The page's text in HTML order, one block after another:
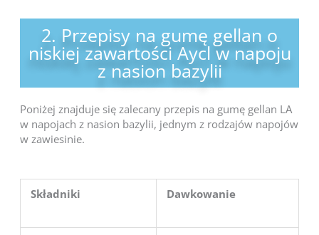
2. Przepisy na gumę gellan o
niskiej zawartości Aycl w napoju
z nasion bazylii
Poniżej znajduje się zalecany przepis na gumę gellan LA
w napojach z nasion bazylii, jednym z rodzajów napojów
w zawiesinie.
Składniki Dawkowanie